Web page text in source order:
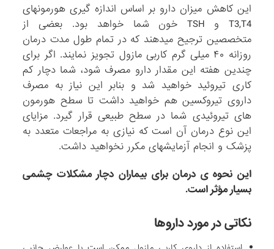
این کاهش میزان دارو بر اساس اندازه گیری هورمونهای
T3,T4 و TSH خون شما خواهد بود. بعضی از
متخصصین ترجیح میدهند که در تمام طول مدت درمان
روزانه ۴۰ میلی گرم کاربی مازول تجویز نمایند. اگر برای
چندین هفته این مقدار دارو مصرف شود، شما دچار کم
کاری تیروئید خواهید شد و بنابر این نیاز به مصرف
داروی تیروکسین هم خواهید داشت تا سطح هورمون
های تیروئیدی شما در سطح طبیعی قرار گیرد. مزایای
این نوع درمان آن است که نیازی به مراجعات متعدد به
پزشک و انجام آزمایشهای مکرر نخواهید داشت.
این نحوه ی درمان برای بیماران دچار مشکلات چشمی
بسیار مؤثر است.
نکاتی در مورد داروها